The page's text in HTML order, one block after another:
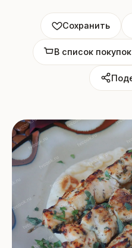
Сохранить
В список покупок